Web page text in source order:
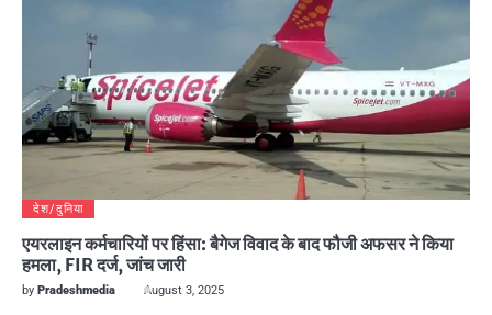
देश/दुनिया
एयरलाइन कर्मचारियों पर हिंसा: बैगेज विवाद के बाद फौजी अफसर ने किया
हमला, FIR दर्ज, जांच जारी
by Pradeshmedia August 3, 2025